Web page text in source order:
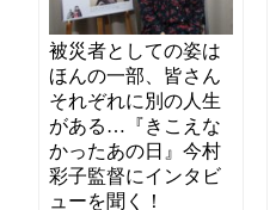
被災者としての姿は
ほんの一部、皆さん
それぞれに別の人生
がある…『きこえな
かったあの日』今村
彩子監督にインタビ
ューを聞く！